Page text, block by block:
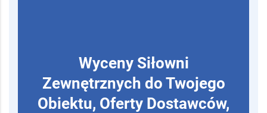
Wyceny Siłowni
Zewnętrznych do Twojego
Obiektu, Oferty Dostawców,